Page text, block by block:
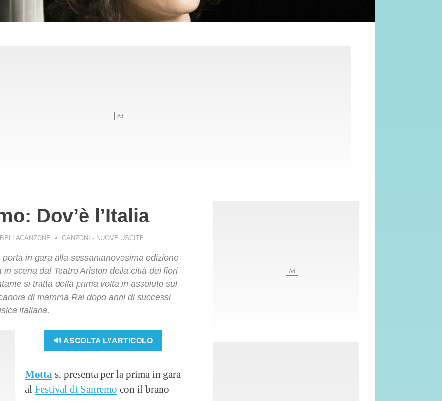
Dov’è l’Italia
CANZONI - NUOVE USCITE
porta in gara alla sessantanovesima edizione
in scena dal Teatro Ariston della città dei fiori
si tratta della prima volta in assoluto sul
di mamma Rai dopo anni di successi
italiana.
🔊 ASCOLTA L\'ARTICOLO
Motta si presenta per la prima in gara
al Festival di Sanremo con il brano